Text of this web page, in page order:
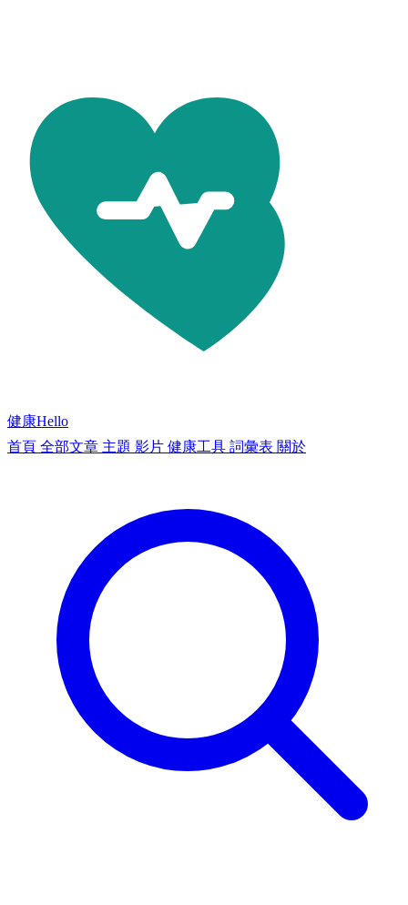
健康Hello
首頁 全部文章 主題 影片 健康工具 詞彙表 關於